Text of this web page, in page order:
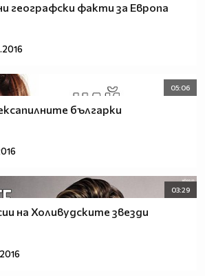
географски факти за Европа
05:06
българки
03:29
на Холивудските звезди